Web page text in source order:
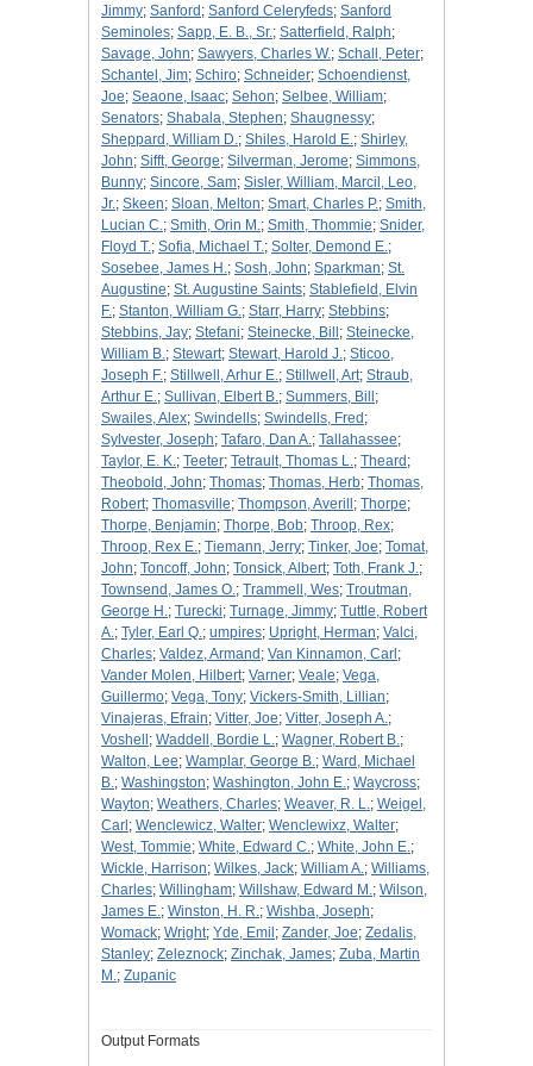
Jimmy; Sanford ; Sanford Celeryfeds; Sanford
Seminoles; Sapp, E. B., Sr.; Satterfield, Ralph;
Savage, John; Sawyers, Charles W.; Schall, Peter;
Schantel, Jim; Schiro; Schneider; Schoendienst,
Joe; Seaone, Isaac; Sehon; Selbee, William;
Senators; Shabala, Stephen; Shaugnessy;
Sheppard, William D.; Shiles, Harold E.; Shirley,
John; Sifft, George; Silverman, Jerome; Simmons,
Bunny; Sincore, Sam; Sisler, William, Marcil, Leo,
Jr.; Skeen; Sloan, Melton; Smart, Charles P.; Smith,
Lucian C.; Smith, Orin M.; Smith, Thommie; Snider,
Floyd T.; Sofia, Michael T.; Solter, Demond E.;
Sosebee, James H.; Sosh, John; Sparkman; St.
Augustine; St. Augustine Saints; Stablefield, Elvin
F.; Stanton, William G.; Starr, Harry; Stebbins;
Stebbins, Jay; Stefani; Steinecke, Bill ; Steinecke,
William B.; Stewart; Stewart, Harold J.; Sticoo,
Joseph F.; Stillwell, Arhur E.; Stillwell, Art; Straub,
Arthur E.; Sullivan, Elbert B.; Summers, Bill ;
Swailes, Alex; Swindells; Swindells, Fred ;
Sylvester, Joseph; Tafaro, Dan A.; Tallahassee;
Taylor, E. K.; Teeter; Tetrault, Thomas L.; Theard ;
Theobold, John; Thomas; Thomas, Herb; Thomas,
Robert; Thomasville; Thompson, Averill ; Thorpe;
Thorpe, Benjamin; Thorpe, Bob; Throop, Rex;
Throop, Rex E.; Tiemann, Jerry; Tinker, Joe; Tomat,
John; Toncoff, John; Tonsick, Albert; Toth, Frank J.;
Townsend, James O.; Trammell, Wes; Troutman,
George H.; Turecki; Turnage, Jimmy; Tuttle, Robert
A.; Tyler, Earl Q.; umpires; Upright, Herman; Valci,
Charles; Valdez, Armand ; Van Kinnamon, Carl ;
Vander Molen, Hilbert; Varner; Veale; Vega,
Guillermo; Vega, Tony; Vickers-Smith, Lillian;
Vinajeras, Efrain; Vitter, Joe; Vitter, Joseph A.;
Voshell ; Waddell, Bordie L.; Wagner, Robert B.;
Walton, Lee; Wamplar, George B.; Ward, Michael
B.; Washingston; Washington, John E.; Waycross;
Wayton; Weathers, Charles; Weaver, R. L.; Weigel,
Carl ; Wenclewicz, Walter; Wenclewixz, Walter;
West, Tommie; White, Edward C.; White, John E.;
Wickle, Harrison; Wilkes, Jack; William A.; Williams,
Charles; Willingham; Willshaw, Edward M.; Wilson,
James E.; Winston, H. R.; Wishba, Joseph;
Womack; Wright; Yde, Emil ; Zander, Joe; Zedalis,
Stanley; Zeleznock; Zinchak, James; Zuba, Martin
M.; Zupanic
Output Formats